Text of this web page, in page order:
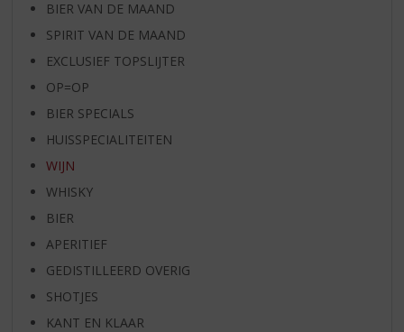
BIER VAN DE MAAND
SPIRIT VAN DE MAAND
EXCLUSIEF TOPSLIJTER
OP=OP
BIER SPECIALS
HUISSPECIALITEITEN
WIJN
WHISKY
BIER
APERITIEF
GEDISTILLEERD OVERIG
SHOTJES
KANT EN KLAAR